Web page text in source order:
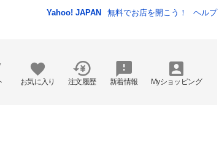
Yahoo! JAPAN 無料でお店を開こう！
ヘルプ
お気に入り 注文履歴 新着情報 Myショッピング